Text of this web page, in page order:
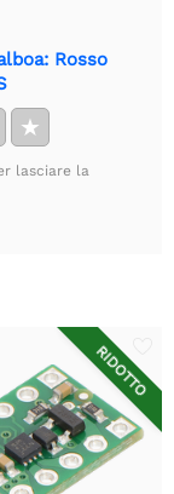
Rosso
★
lasciare la
RIDOTTO